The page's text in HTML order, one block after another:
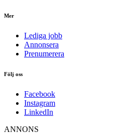
Mer
Lediga jobb
Annonsera
Prenumerera
Följ oss
Facebook
Instagram
LinkedIn
ANNONS